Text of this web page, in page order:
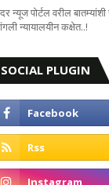
न्यूज पोर्टल वरील
न्यायालयीन कक्षेत..!
SOCIAL PLUGIN